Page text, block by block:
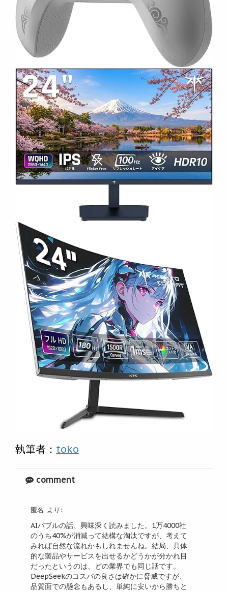
執筆者： toko
comment
匿名 より:
AIバブルの話、興味深く読みました。1万4000社
のうち40%が消滅って結構な淘汰ですが、考えて
みれば自然な流れかもしれませんね。結局、具体
的な製品やサービスを出せるかどうかが分かれ目
だったというのは、どの業界でも同じ話です。
DeepSeekのコスパの良さは確かに脅威ですが、
品質面での懸念もあるし、単純に安いから勝ちと